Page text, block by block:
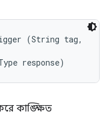
(String tag,
response)
কাঙ্ক্ষিত